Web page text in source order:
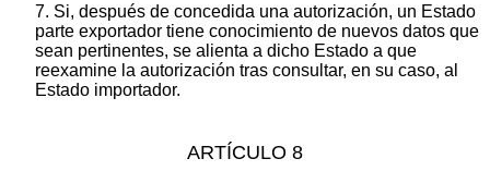
7. Si, después de concedida una autorización, un Estado
parte exportador tiene conocimiento de nuevos datos que
sean pertinentes, se alienta a dicho Estado a que
reexamine la autorización tras consultar, en su caso, al
Estado importador.
ARTÍCULO 8